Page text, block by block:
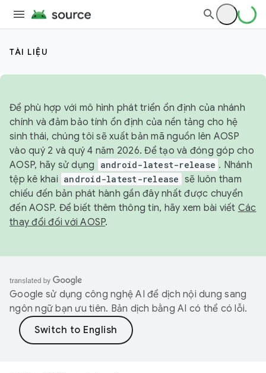
TÀI LIỆU
Để phù hợp với mô hình phát triển ổn định của nhánh
chính và đảm bảo tính ổn định của nền tảng cho hệ
sinh thái, chúng tôi sẽ xuất bản mã nguồn lên AOSP
vào quý 2 và quý 4 năm 2026. Để tạo và đóng góp cho
AOSP, hãy sử dụng
android-latest-release . Nhánh
tệp kê khai android-latest-release sẽ luôn tham
chiếu đến bản phát hành gần đây nhất được chuyển
đến AOSP. Để biết thêm thông tin, hãy xem bài viết Các
thay đổi đối với AOSP.
Google sử dụng công nghệ AI để dịch nội dung sang
ngôn ngữ bạn ưu tiên. Bản dịch bằng AI có thể có lỗi.